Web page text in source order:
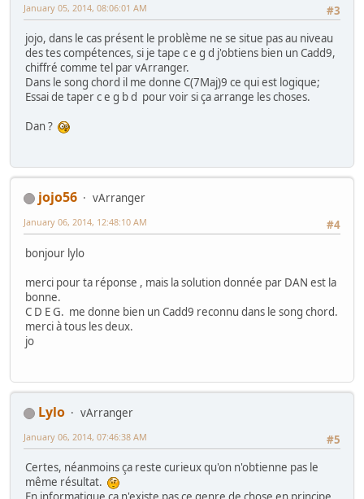
#3
January 05, 2014, 08:06:01 AM
jojo, dans le cas présent le problème ne se situe pas au niveau
des tes compétences, si je tape c e g d j'obtiens bien un Cadd9,
chiffré comme tel par vArranger.
Dans le song chord il me donne C(7Maj)9 ce qui est logique;
Essai de taper c e g b d pour voir si ça arrange les choses.
Dan ?
jojo56
vArranger
#4
January 06, 2014, 12:48:10 AM
bonjour lylo
merci pour ta réponse , mais la solution donnée par DAN est la
bonne.
C D E G. me donne bien un Cadd9 reconnu dans le song chord.
merci à tous les deux.
jo
Lylo
vArranger
#5
January 06, 2014, 07:46:38 AM
Certes, néanmoins ça reste curieux qu'on n'obtienne pas le
même résultat.